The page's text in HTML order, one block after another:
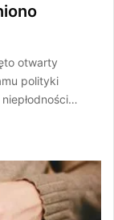
otwarty
polityki